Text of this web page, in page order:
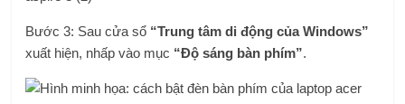
Bước 3: Sau cửa sổ “Trung tâm di động của Windows”
xuất hiện, nhấp vào mục “Độ sáng bàn phím”.